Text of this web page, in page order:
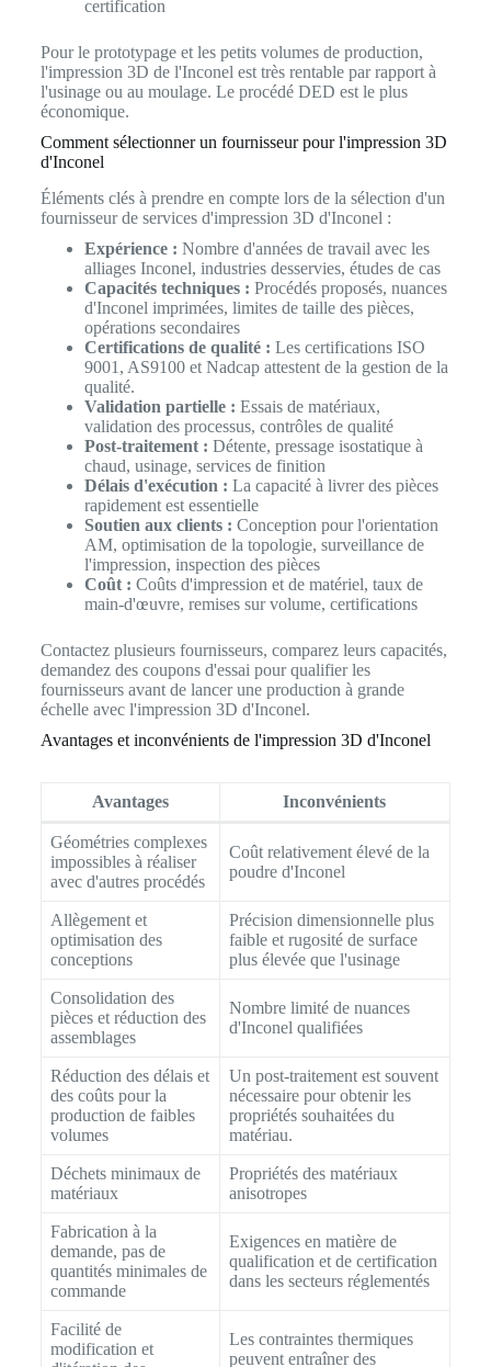
certification
Pour le prototypage et les petits volumes de production,
l'impression 3D de l'Inconel est très rentable par rapport à
l'usinage ou au moulage. Le procédé DED est le plus
économique.
Comment sélectionner un fournisseur pour l'impression 3D
d'Inconel
Éléments clés à prendre en compte lors de la sélection d'un
fournisseur de services d'impression 3D d'Inconel :
Expérience : Nombre d'années de travail avec les
alliages Inconel, industries desservies, études de cas
Capacités techniques : Procédés proposés, nuances
d'Inconel imprimées, limites de taille des pièces,
opérations secondaires
Certifications de qualité : Les certifications ISO
9001, AS9100 et Nadcap attestent de la gestion de la
qualité.
Validation partielle : Essais de matériaux,
validation des processus, contrôles de qualité
Post-traitement : Détente, pressage isostatique à
chaud, usinage, services de finition
Délais d'exécution : La capacité à livrer des pièces
rapidement est essentielle
Soutien aux clients : Conception pour l'orientation
AM, optimisation de la topologie, surveillance de
l'impression, inspection des pièces
Coût : Coûts d'impression et de matériel, taux de
main-d'œuvre, remises sur volume, certifications
Contactez plusieurs fournisseurs, comparez leurs capacités,
demandez des coupons d'essai pour qualifier les
fournisseurs avant de lancer une production à grande
échelle avec l'impression 3D d'Inconel.
Avantages et inconvénients de l'impression 3D d'Inconel
Avantages Inconvénients
Géométries complexes
impossibles à réaliser
avec d'autres procédés
Coût relativement élevé de la
poudre d'Inconel
Allègement et
optimisation des
conceptions
Précision dimensionnelle plus
faible et rugosité de surface
plus élevée que l'usinage
Consolidation des
pièces et réduction des
assemblages
Nombre limité de nuances
d'Inconel qualifiées
Réduction des délais et
des coûts pour la
production de faibles
volumes
Un post-traitement est souvent
nécessaire pour obtenir les
propriétés souhaitées du
matériau.
Déchets minimaux de
matériaux
Propriétés des matériaux
anisotropes
Fabrication à la
demande, pas de
quantités minimales de
commande
Exigences en matière de
qualification et de certification
dans les secteurs réglementés
Facilité de
modification et
Les contraintes thermiques
peuvent entraîner des